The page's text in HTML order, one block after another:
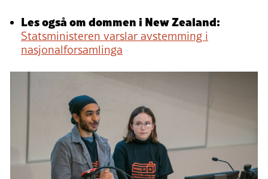
Les også om dommen i New Zealand:
Statsministeren varslar avstemming i
nasjonalforsamlinga